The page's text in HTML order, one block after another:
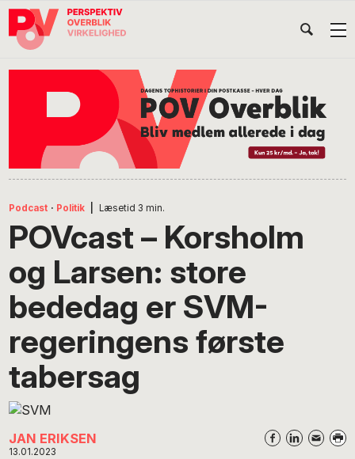
Gå
direkte
Skip
indhold
Gå
direkte
Podcast · Politik Læsetid 3 min.
POVcast – Korsholm
og Larsen: store
bededag er SVM-
regeringens første
tabersag
JAN ERIKSEN
13.01.2023